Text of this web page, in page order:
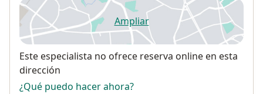
Ampliarse abre en una nueva
Disponibilidad
Este especialista no ofrece reserva online en esta
dirección
¿Qué puedo hacer ahora?